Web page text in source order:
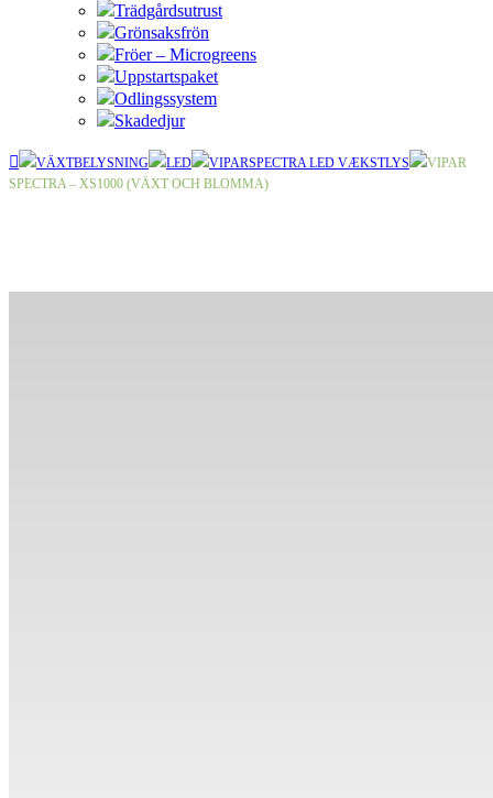
Trädgårdsutrust
Grönsaksfrön
Fröer – Microgreens
Uppstartspaket
Odlingssystem
Skadedjur
VÄXTBELYSNING LED VIPARSPECTRA LED VÆKSTLYS
VIPAR
SPECTRA – XS1000 (VÄXT OCH BLOMMA)